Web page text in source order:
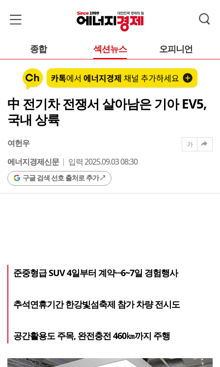
종합 섹션뉴스 오피니언
中 전기차 전쟁서 살아남은 기아 EV5,
국내 상륙
여헌우
에너지경제신문
입력 2025.09.03 08:30
구글 검색 선호 출처로 추가
가
준중형급 SUV 4일부터 계약···6~7일 경험행사
추석연휴기간 한강빛섬축제 참가 차량 전시도
공간활용도 주목, 완전충전 460㎞까지 주행